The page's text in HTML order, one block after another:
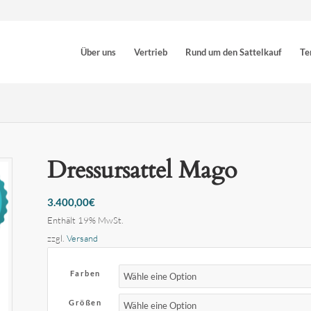
Über uns Vertrieb Rund um den Sattelkauf
Dressursattel Mago
3.400,00€
Enthält 19% MwSt.
zzgl.Versand
Farben
Größen